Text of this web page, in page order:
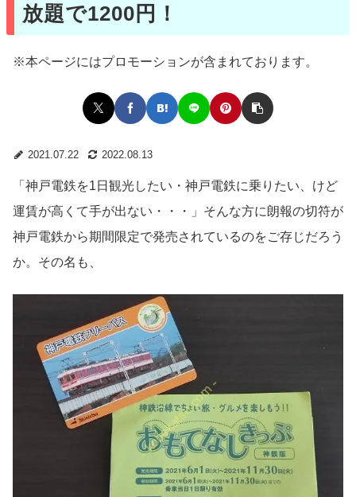
放題で1200円！
※本ページにはプロモーションが含まれております。
2021.07.22 2022.08.13
「神戸電鉄を1日観光したい・神戸電鉄に乗りたい、けど
運賃が高くて手が出ない・・・」そんな方に朗報の切符が
神戸電鉄から期間限定で発売されているのをご存じだろう
か。その名も、